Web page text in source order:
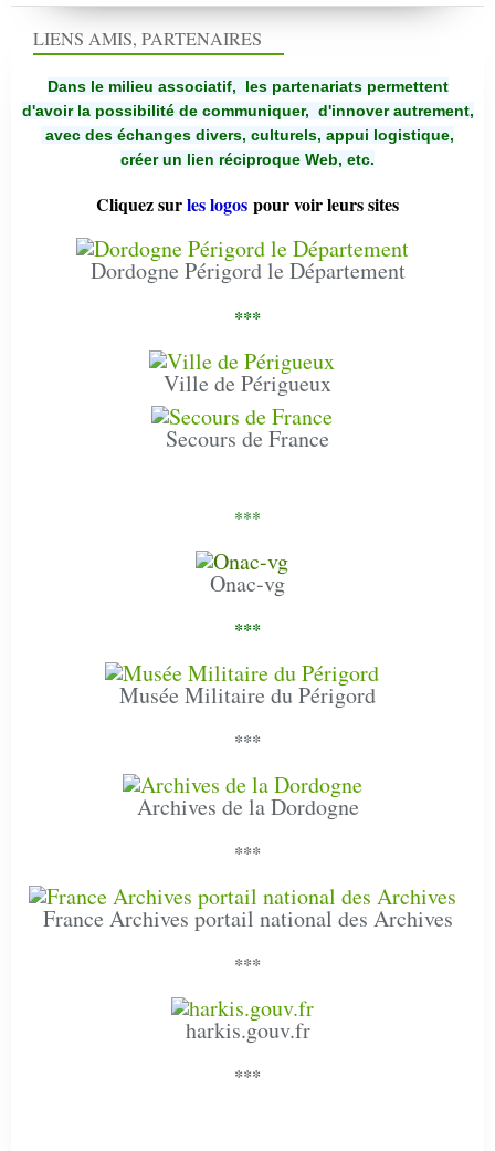
LIENS AMIS, PARTENAIRES
Dans le milieu associatif, les partenariats permettent
d'avoir la possibilité de communiquer, d'innover autrement,
avec des échanges divers, culturels, appui logistique,
créer un lien réciproque Web, etc.
Cliquez surles logos pour voir leurs sites
Dordogne Périgord le Département
***
Ville de Périgueux
Secours de France
***
Onac-vg
***
Musée Militaire du Périgord
***
Archives de la Dordogne
***
France Archives portail national des Archives
***
harkis.gouv.fr
***